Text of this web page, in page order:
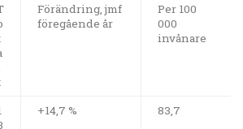
Förändring, jmf
föregående år
Per 100
000
invånare
+14,7 % 83,7